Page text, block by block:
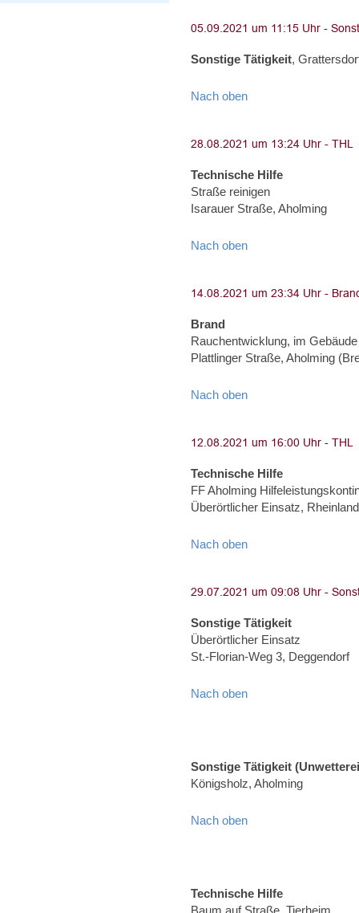
Sonstige Tätigkeit,
Nach oben
Technische Hilfe
Straße reinigen
Isarauer Straße, Aholming
Nach oben
Brand
Rauchentwicklung, im Gebäude
Plattlinger Straße, Aholming
Nach oben
Technische Hilfe
FF Aholming
Überörtlicher Einsatz,
Nach oben
Sonstige Tätigkeit
Überörtlicher Einsatz
St.-Florian-Weg 3, Deggendorf
Nach oben
Sonstige Tätigkeit
Königsholz, Aholming
Nach oben
Technische Hilfe
Baum auf Straße, Tierheim